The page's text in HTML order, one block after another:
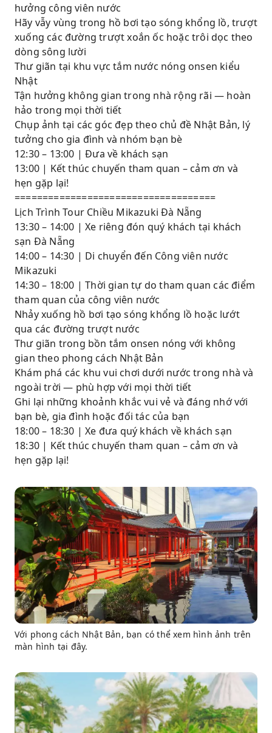
hưởng công viên nước
Hãy vẫy vùng trong hồ bơi tạo sóng khổng lồ, trượt
xuống các đường trượt xoắn ốc hoặc trôi dọc theo
dòng sông lười
Thư giãn tại khu vực tắm nước nóng onsen kiểu
Nhật
Tận hưởng không gian trong nhà rộng rãi — hoàn
hảo trong mọi thời tiết
Chụp ảnh tại các góc đẹp theo chủ đề Nhật Bản, lý
tưởng cho gia đình và nhóm bạn bè
12:30 – 13:00 | Đưa về khách sạn
13:00 | Kết thúc chuyến tham quan – cảm ơn và
hẹn gặp lại!
====================================
Lịch Trình Tour Chiều Mikazuki Đà Nẵng
13:30 – 14:00 | Xe riêng đón quý khách tại khách
sạn Đà Nẵng
14:00 – 14:30 | Di chuyển đến Công viên nước
Mikazuki
14:30 – 18:00 | Thời gian tự do tham quan các điểm
tham quan của công viên nước
Nhảy xuống hồ bơi tạo sóng khổng lồ hoặc lướt
qua các đường trượt nước
Thư giãn trong bồn tắm onsen nóng với không
gian theo phong cách Nhật Bản
Khám phá các khu vui chơi dưới nước trong nhà và
ngoài trời — phù hợp với mọi thời tiết
Ghi lại những khoảnh khắc vui vẻ và đáng nhớ với
bạn bè, gia đình hoặc đối tác của bạn
18:00 – 18:30 | Xe đưa quý khách về khách sạn
18:30 | Kết thúc chuyến tham quan – cảm ơn và
hẹn gặp lại!
Với phong cách Nhật Bản, bạn có thể xem hình ảnh trên
màn hình tại đây.